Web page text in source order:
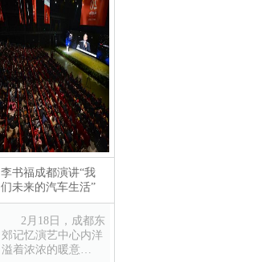
李书福成都演讲“我
们未来的汽车生活”
2月18日，成都东
郊记忆演艺中心内洋
溢着浓浓的暖意…